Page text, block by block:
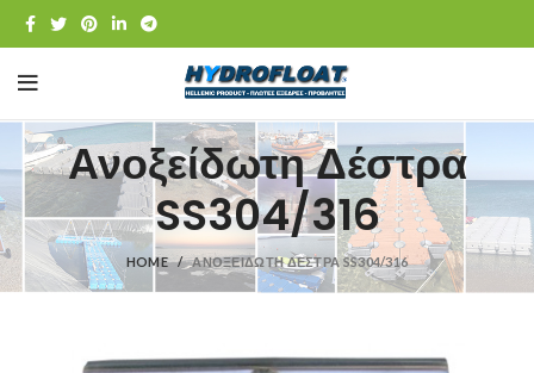
Ανοξείδωτη Δέστρα
SS304/316
HOME ΑΝΟΞΕΊΔΩΤΗ ΔΈΣΤΡΑ SS304/316